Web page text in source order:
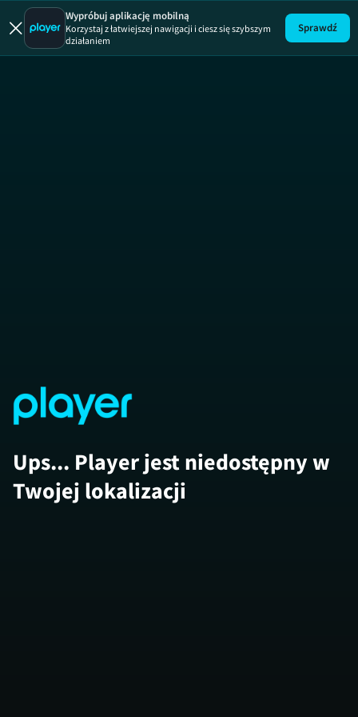
Uwaga!
Wypróbuj aplikację mobilną
Korzystaj z łatwiejszej nawigacji i ciesz się szybszym
działaniem
Sprawdź
Ups... Player jest niedostępny w
Twojej lokalizacji